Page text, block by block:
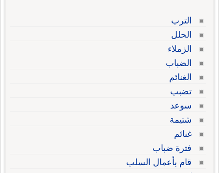
الترب
الحلل
الزملاء
الضباب
الغنائم
تضبب
سوعد
شتيمة
غنائم
فترة ضباب
قام بأعمال السلب